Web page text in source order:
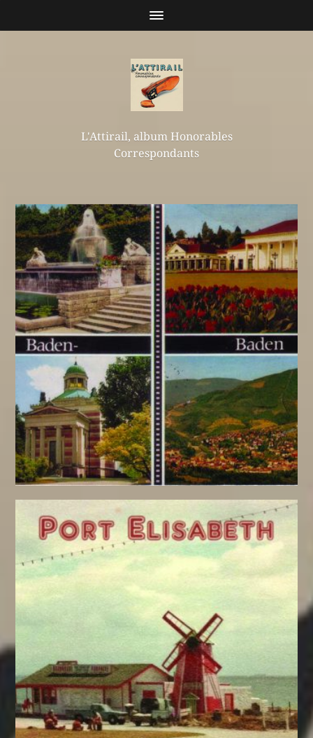
L'Attirail, album Honorables
Correspondants